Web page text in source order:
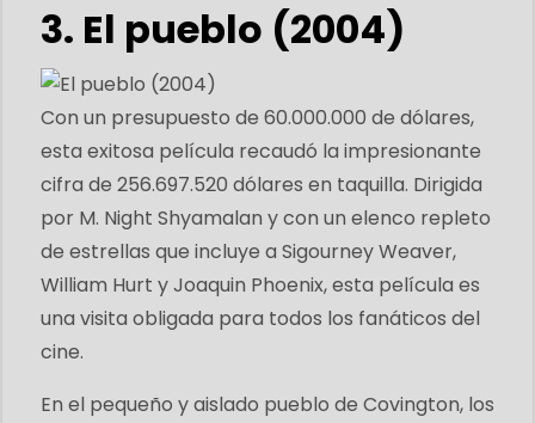
3. El pueblo (2004)
Con un presupuesto de 60.000.000 de dólares,
esta exitosa película recaudó la impresionante
cifra de 256.697.520 dólares en taquilla. Dirigida
por M. Night Shyamalan y con un elenco repleto
de estrellas que incluye a Sigourney Weaver,
William Hurt y Joaquin Phoenix, esta película es
una visita obligada para todos los fanáticos del
cine.
En el pequeño y aislado pueblo de Covington, los